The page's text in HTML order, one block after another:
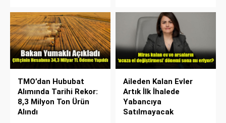
TMO’dan Hububat
Alımında Tarihi Rekor:
8,3 Milyon Ton Ürün
Alındı
Aileden Kalan Evler
Artık İlk İhalede
Yabancıya
Satılmayacak